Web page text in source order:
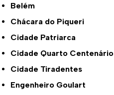
Belém
Chácara do Piqueri
Cidade Patriarca
Cidade Quarto Centenário
Cidade Tiradentes
Engenheiro Goulart